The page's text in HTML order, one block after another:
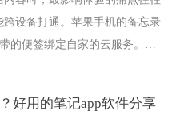
设备打通。苹果手机的备忘录
的便签绑定自家的云服务。而
好用的笔记app软件分享